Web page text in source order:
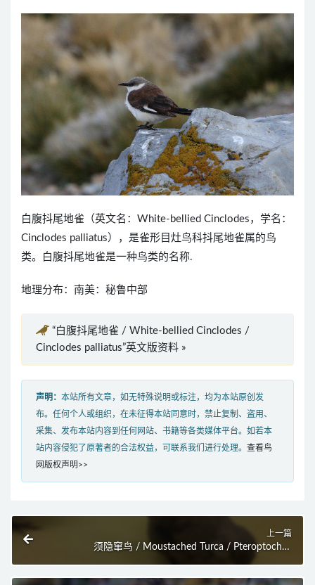
白腹抖尾地雀（英文名：White-bellied Cinclodes，学名：
Cinclodes palliatus），是雀形目灶鸟科抖尾地雀属的鸟
类。白腹抖尾地雀是一种鸟类的名称.
地理分布：南美：秘鲁中部
“白腹抖尾地雀 / White-bellied Cinclodes /
Cinclodes palliatus”英文版资料 »
声明： 本站所有文章，如无特殊说明或标注，均为本站原创发
布。任何个人或组织，在未征得本站同意时，禁止复制、盗用、
采集、发布本站内容到任何网站、书籍等各类媒体平台。如若本
站内容侵犯了原著者的合法权益，可联系我们进行处理。 查看鸟
网版权声明>>
上一篇
须隐窜鸟 / Moustached Turca / Pteroptochos
megapodius